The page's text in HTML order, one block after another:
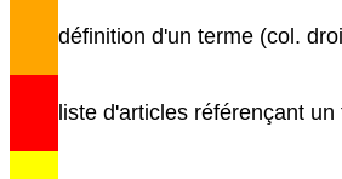
définition d'un terme (col.
liste d'articles référençant